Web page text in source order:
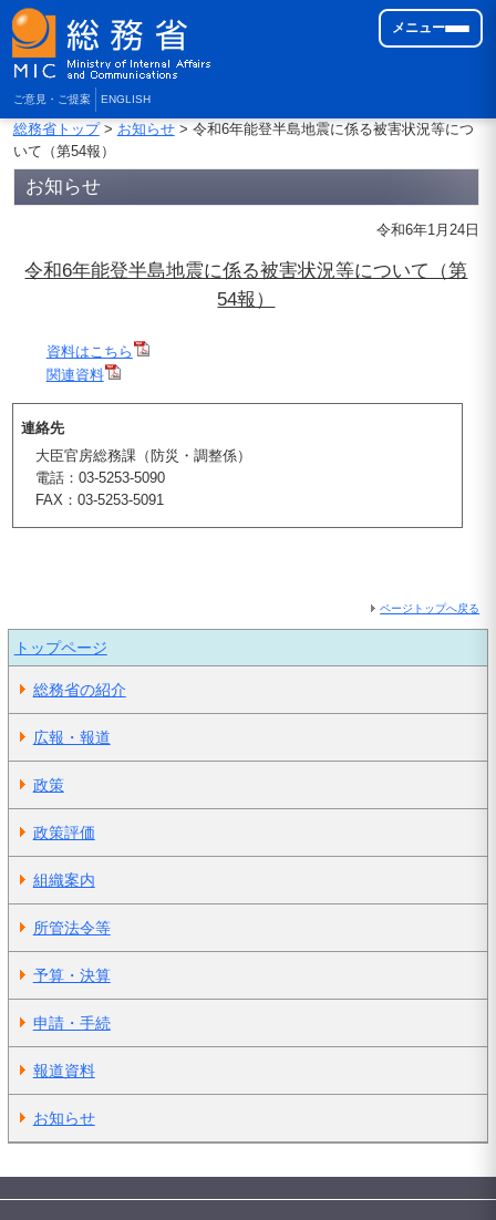
ご意見・ご提案 ENGLISH
メニュー
総務省トップ> お知らせ> 令和6年能登半島地震に係る被害状況等につ
いて（第54報）
お知らせ
令和6年1月24日
令和6年能登半島地震に係る被害状況等について（第
54報）
資料はこちら
関連資料
連絡先
大臣官房総務課（防災・調整係）
電話：03-5253-5090
FAX：03-5253-5091
ページトップへ戻る
トップページ
総務省の紹介
広報・報道
政策
政策評価
組織案内
所管法令等
予算・決算
申請・手続
報道資料
お知らせ